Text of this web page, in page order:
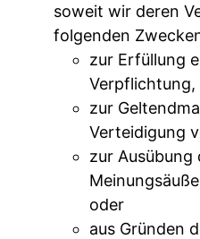
soweit wir deren
folgenden
zur Erfüllung
Verpflichtung,
zur
Verteidigung
zur Ausübung
oder
aus Gründen